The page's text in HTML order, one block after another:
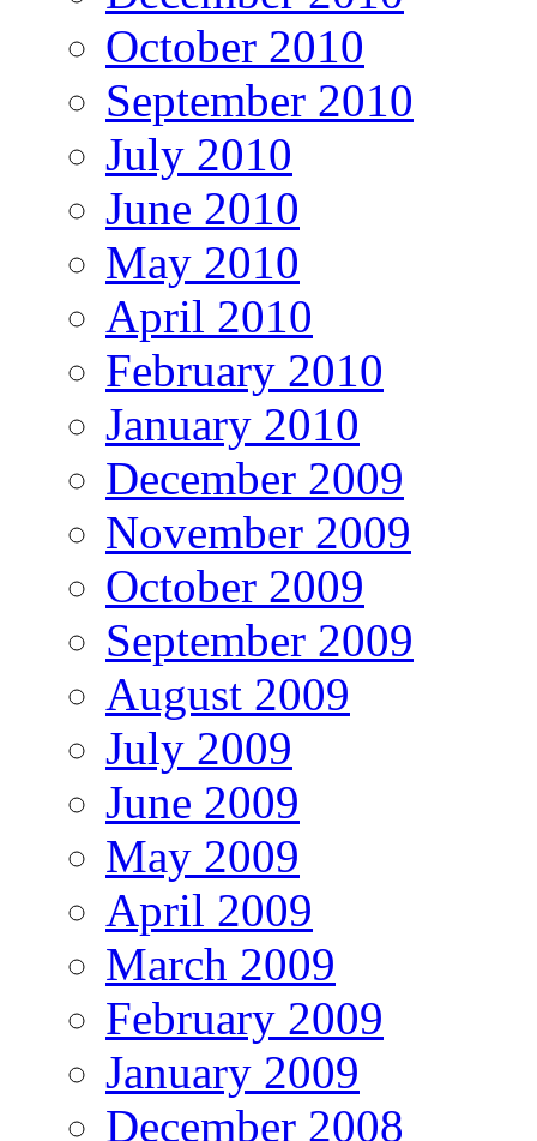
October 2010
September 2010
July 2010
June 2010
May 2010
April 2010
February 2010
January 2010
December 2009
November 2009
October 2009
September 2009
August 2009
July 2009
June 2009
May 2009
April 2009
March 2009
February 2009
January 2009
December 2008